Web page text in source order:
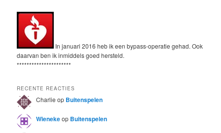
In januari 2016 heb ik een bypass-operatie gehad. Ook
daarvan ben ik inmiddels goed hersteld.
**********************
RECENTE REACTIES
Charlie op Buitenspelen
Wienekeop Buitenspelen